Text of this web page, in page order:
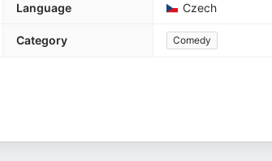
Language Czech
Category Comedy